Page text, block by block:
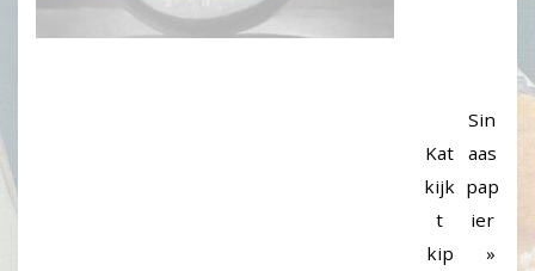
Kat
kijk
t
kip
Sin
aas
pap
ier